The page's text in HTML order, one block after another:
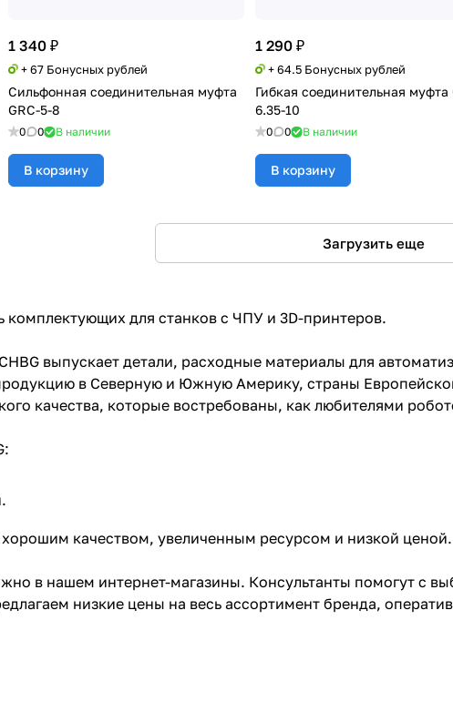
1 340 ₽
+ 67 Бонусных рублей
Сильфонная соединительная муфта
GRC-5-8
0 0 В наличии
В корзину
1 290 ₽
+ 64.5 Бонусных рублей
Гибкая соединительная муфта
6.35-10
0 0 В наличии
В корзину
Загрузить еще
комплектующих для станков с ЧПУ и 3D-принтеров.
выпускает детали, расходные материалы для
в Северную и Южную Америку, страны
качества, которые востребованы, как любителями
качеством, увеличенным ресурсом и низкой ценой.
в нашем интернет-магазины. Консультанты помогут с
низкие цены на весь ассортимент бренда,